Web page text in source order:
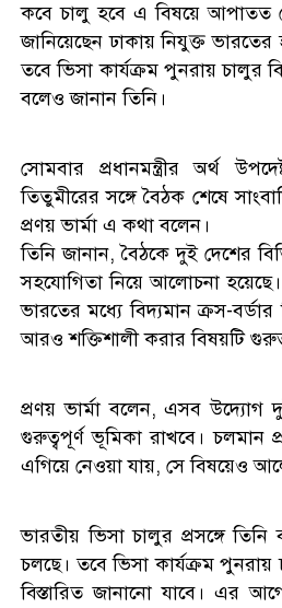
কবে চালু হবে এ বিষয়ে আপাতত
জানিয়েছেন ঢাকায় নিযুক্ত ভারতের
তবে ভিসা কার্যক্রম পুনরায় চালুর
বলেও জানান তিনি।
সোমবার প্রধানমন্ত্রীর অর্থ
তিতুমীরের সঙ্গে বৈঠক শেষে
প্রণয় ভার্মা এ কথা বলেন।
তিনি জানান, বৈঠকে দুই দেশের
সহযোগিতা নিয়ে আলোচনা
ভারতের মধ্যে বিদ্যমান ক্রস-
আরও শক্তিশালী করার বিষয়টি
প্রণয় ভার্মা বলেন, এসব উদ্যোগ
গুরুত্বপূর্ণ ভূমিকা রাখবে।
এগিয়ে নেওয়া যায়, সে বিষয়েও
ভারতীয় ভিসা চালুর প্রসঙ্গে
চলছে। তবে ভিসা কার্যক্রম
বিস্তারিত জানানো যাবে। এর